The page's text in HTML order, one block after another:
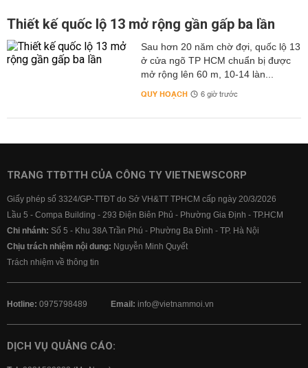
Thiết kế quốc lộ 13 mở rộng gần gấp ba lần
Sau hơn 20 năm chờ đợi, quốc lộ 13
ở cửa ngõ TP HCM chuẩn bị được
mở rộng lên 60 m, 10-14 làn...
QUY HOẠCH 6 giờ trước
TRANG TTĐTTH CỦA CÔNG TY VIETNEWSCORP
Giấy phép số 3324/GP-TTĐT do Sở VH&TT TPHCM cấp ngày 20/3/2026
Lầu 5 - Compa Building - 293 Điện Biên Phủ - Phường Gia Định - TP.HCM
Chi nhánh: Số 5 - Khu 38A Trần Phú - Phường Ba Đình - TP. Hà Nội
Chịu trách nhiệm nội dung: Nguyễn Minh Quyết
Trách nhiệm về thông tin
Hotline: 0975798489 Email: info@vietnammoi.vn
DỊCH VỤ QUẢNG CÁO: